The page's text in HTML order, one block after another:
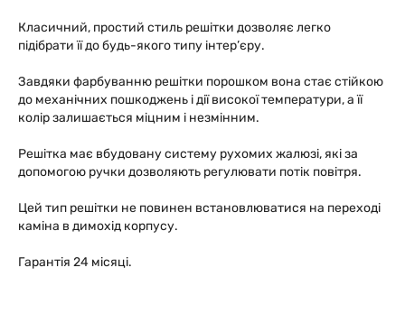
Класичний, простий стиль решітки дозволяє легко
підібрати її до будь-якого типу інтер’єру.
Завдяки фарбуванню решітки порошком вона стає стійкою
до механічних пошкоджень і дії високої температури, а її
колір залишається міцним і незмінним.
Решітка має вбудовану систему рухомих жалюзі, які за
допомогою ручки дозволяють регулювати потік повітря.
Цей тип решітки не повинен встановлюватися на переході
каміна в димохід корпусу.
Гарантія 24 місяці.